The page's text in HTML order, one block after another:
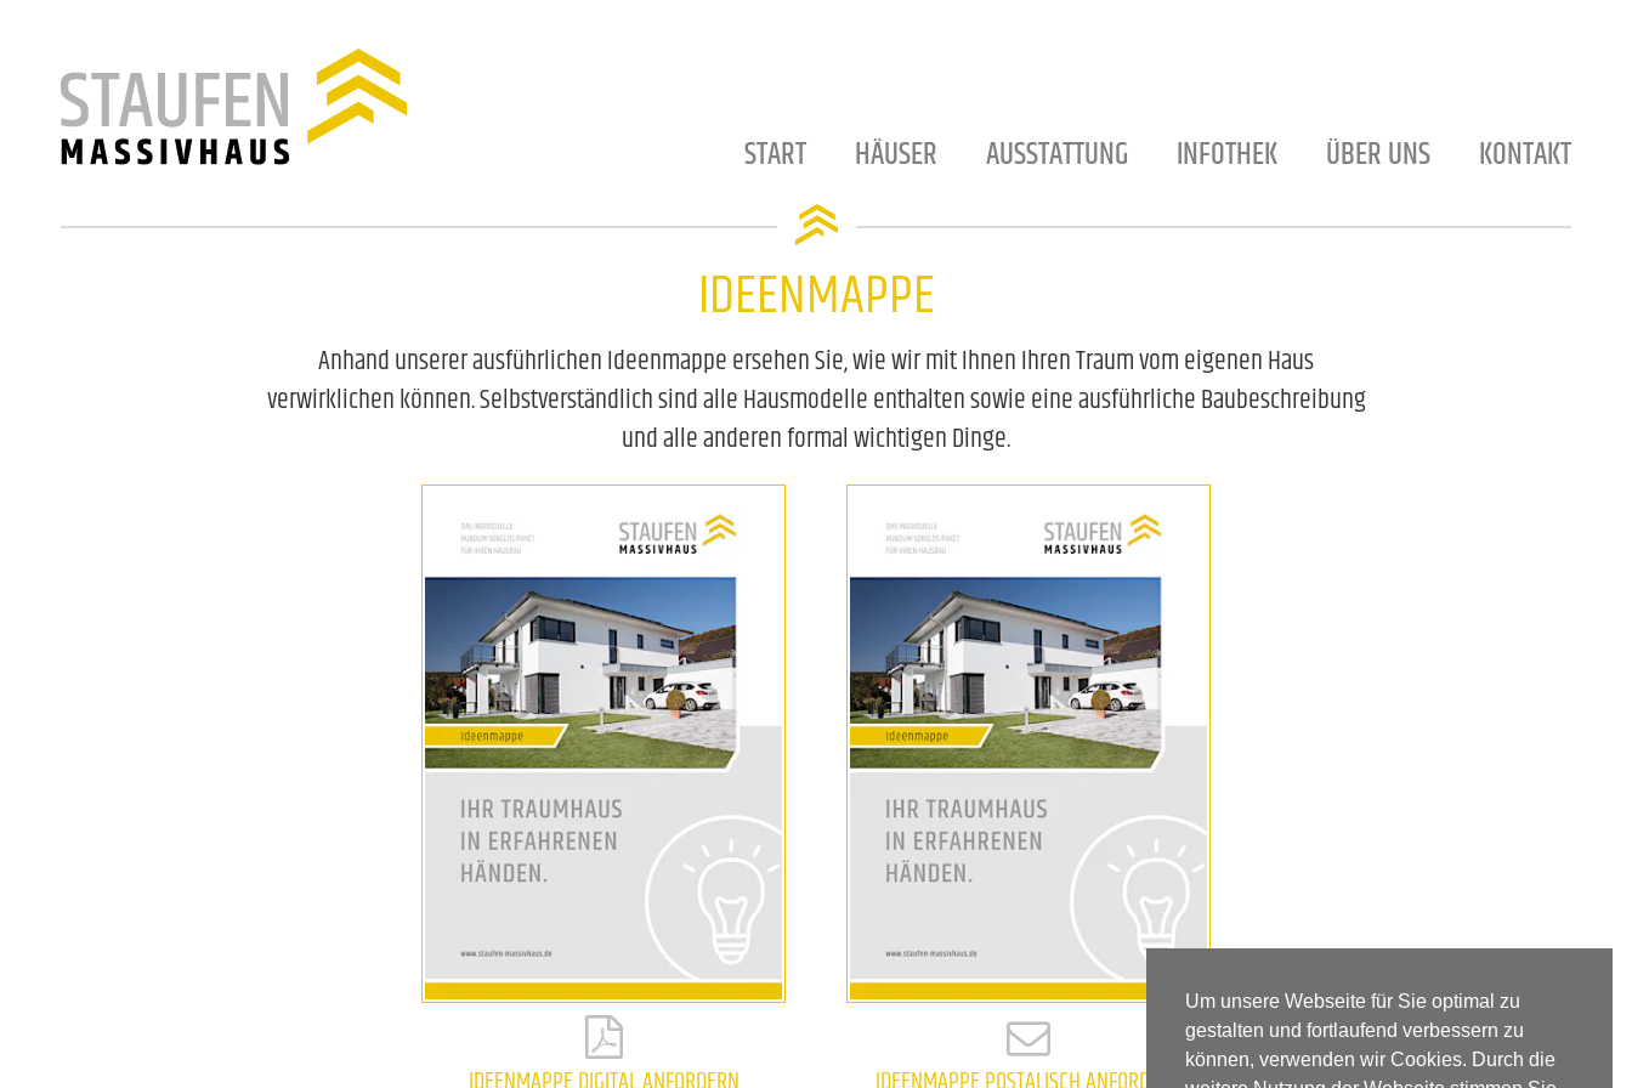
Um unsere Webseite für Sie optimal zu
gestalten und fortlaufend verbessern zu
können, verwenden wir Cookies. Durch die
START HÄUSER AUSSTATTUNG INFOTHEK ÜBER UNS KONTAKT
IDEENMAPPE
Anhand unserer ausführlichen Ideenmappe ersehen Sie, wie wir mit Ihnen Ihren Traum vom eigenen Haus
verwirklichen können. Selbstverständlich sind alle Hausmodelle enthalten sowie eine ausführliche Baubeschreibung
und alle anderen formal wichtigen Dinge.